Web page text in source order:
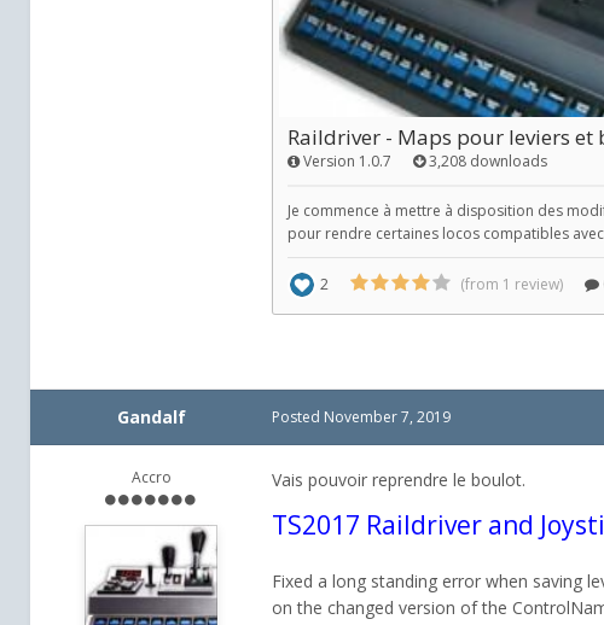
Gandalf
Accro
Posted November 7, 2019
Vais pouvoir reprendre le boulot.
TS2017 Raildriver and
Fixed a long standing error when saving
on the changed version of the